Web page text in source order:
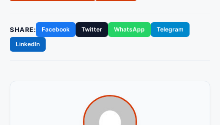
SHARE: Facebook Twitter WhatsApp
Telegram
LinkedIn